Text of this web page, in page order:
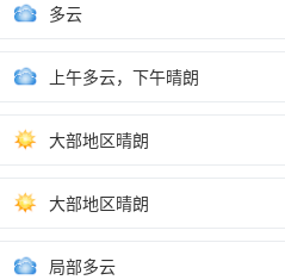
多云
上午多云，下午晴朗
大部地区晴朗
大部地区晴朗
局部多云